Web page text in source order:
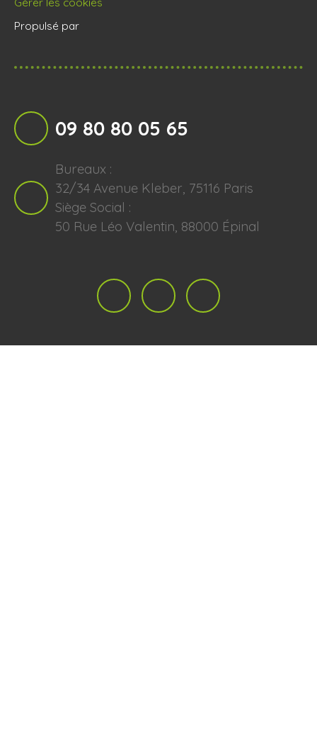
Propulsé par
09 80 80 05 65
Bureaux :
32/34 Avenue Kleber, 75116 Paris
Siège Social :
50 Rue Léo Valentin, 88000 Épinal